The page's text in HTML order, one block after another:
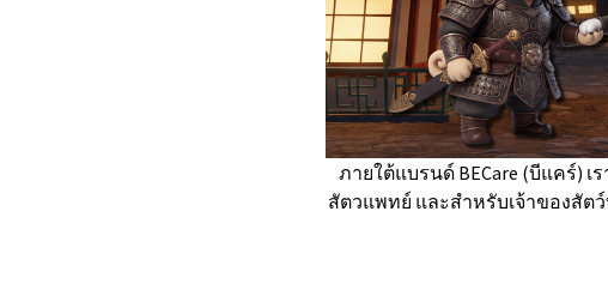
ภายใต้แบรนด์ BECare (บีแคร์)
สัตวแพทย์ และสำหรับเจ้าของสั